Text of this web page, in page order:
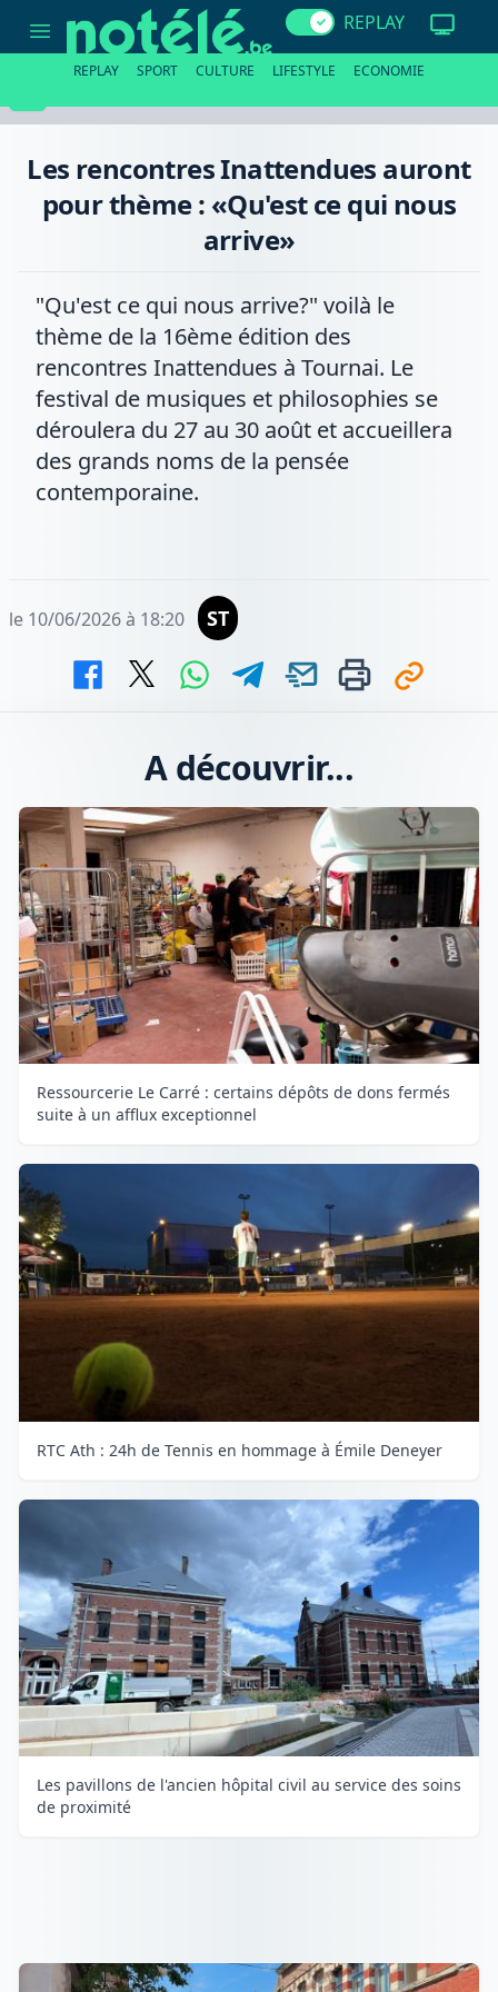
rencontres
Inattendues
REPLAY
REPLAY SPORT CULTURE LIFESTYLE ECONOMIE
Les rencontres Inattendues auront
pour thème : «Qu'est ce qui nous
arrive»
"Qu'est ce qui nous arrive?" voilà le
thème de la 16ème édition des
rencontres Inattendues à Tournai. Le
festival de musiques et philosophies se
déroulera du 27 au 30 août et accueillera
des grands noms de la pensée
contemporaine.
le 10/06/2026 à 18:20 ST
A découvrir...
Ressourcerie Le Carré : certains dépôts de dons fermés
suite à un afflux exceptionnel
RTC Ath : 24h de Tennis en hommage à Émile Deneyer
Les pavillons de l'ancien hôpital civil au service des soins
de proximité